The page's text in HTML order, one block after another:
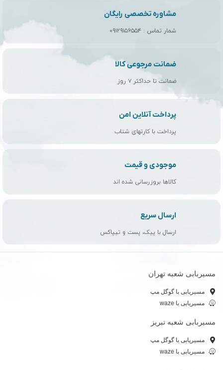
مشاوره تخصصی رایگان
شمار تماس : ۰۹۱۲۹۱۵۶۵۵۴
ضمانت مرجوعی کالا
ضمانت تا حداکثر ۷ روز
پرداخت آنلاین امن
پرداخت با کارتهای شتاب
موجودی و قیمت
کالاها بروزرسانی شده اند
ارسال سریع
ارسال با پیک، پست و تیپاکس
مسیربابی شعبه تهران
مسیریابی با گوگل مپ
مسیریابی با waze
مسیربابی شعبه تبریز
مسیریابی با گوگل مپ
مسیریابی با waze